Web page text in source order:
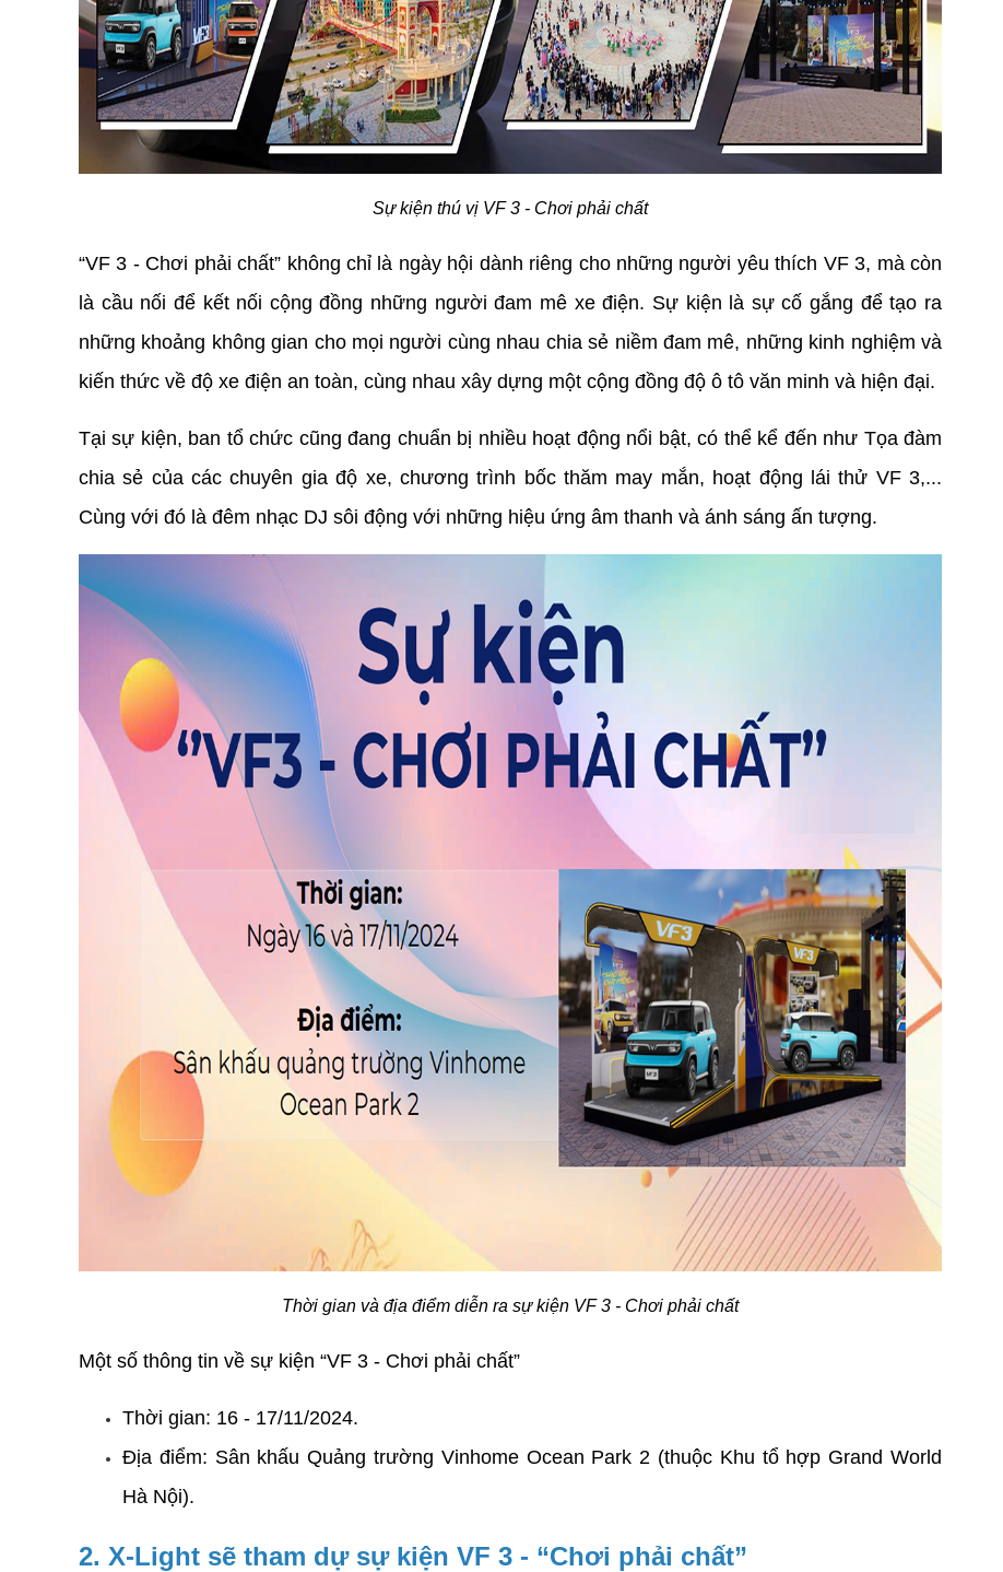
Sự kiện thú vị VF 3 - Chơi phải chất
“VF 3 - Chơi phải chất” không chỉ là ngày hội dành riêng cho những người yêu thích VF 3, mà còn
là cầu nối để kết nối cộng đồng những người đam mê xe điện. Sự kiện là sự cố gắng để tạo ra
những khoảng không gian cho mọi người cùng nhau chia sẻ niềm đam mê, những kinh nghiệm và
kiến thức về độ xe điện an toàn, cùng nhau xây dựng một cộng đồng độ ô tô văn minh và hiện đại.
Tại sự kiện, ban tổ chức cũng đang chuẩn bị nhiều hoạt động nổi bật, có thể kể đến như Tọa đàm
chia sẻ của các chuyên gia độ xe, chương trình bốc thăm may mắn, hoạt động lái thử VF 3,...
Cùng với đó là đêm nhạc DJ sôi động với những hiệu ứng âm thanh và ánh sáng ấn tượng.
Thời gian và địa điểm diễn ra sự kiện VF 3 - Chơi phải chất
Một số thông tin về sự kiện “VF 3 - Chơi phải chất”
Thời gian: 16 - 17/11/2024.
Địa điểm: Sân khấu Quảng trường Vinhome Ocean Park 2 (thuộc Khu tổ hợp Grand World
Hà Nội).
2. X-Light sẽ tham dự sự kiện VF 3 - “Chơi phải chất”